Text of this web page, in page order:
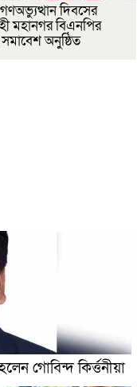
দিবসের
মহানগর বিএনপির
অনুষ্ঠিত
গোবিন্দ কির্ত্তনীয়া